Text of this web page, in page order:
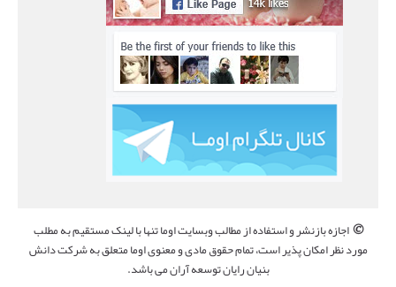
©اجازه بازنشر و استفاده از مطالب وبسایت اوما تنها با لینک مستقیم به مطلب
مورد نظر امکان پذیر است، تمام حقوق مادی و معنوی اوما متعلق به شرکت دانش
بنیان رایان توسعه آران می باشد.